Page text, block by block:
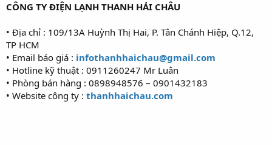
CÔNG TY ĐIỆN LẠNH THANH HẢI CHÂU
• Địa chỉ : 109/13A Huỳnh Thị Hai, P. Tân Chánh Hiệp, Q.12,
TP HCM
• Email báo giá : infothanhhaichau@gmail.com
• Hotline kỹ thuật : 0911260247 Mr Luân
• Phòng bán hàng : 0898948576 – 0901432183
• Website công ty : thanhhaichau.com